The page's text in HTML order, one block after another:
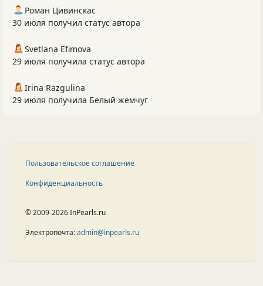
Роман Цивинскас
30 июля получил статус автора
Svetlana Efimova
29 июля получила статус автора
Irina Razgulina
29 июля получила Белый жемчуг
Пользовательское соглашение
Конфиденциальность
© 2009-2026 InPearls.ru
Электропочта:admin@inpearls.ru